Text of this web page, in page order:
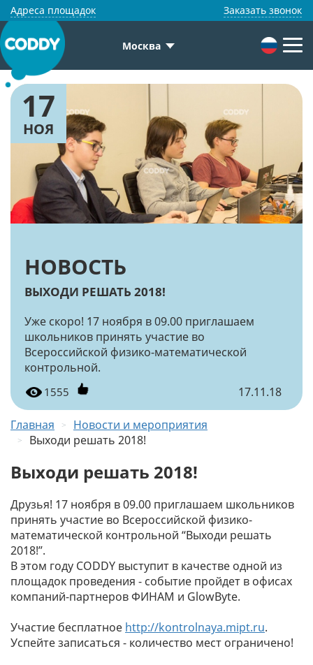
Адреса площадок Заказать звонок
Москва
17
НОЯ
1555 17.11.18
НОВОСТЬ
ВЫХОДИ РЕШАТЬ 2018!
Уже скоро! 17 ноября в 09.00 приглашаем
школьников принять участие во
Всероссийской физико-математической
контрольной.
Главная
Новости и мероприятия
Выходи решать 2018!
Выходи решать 2018!
Друзья! 17 ноября в 09.00 приглашаем школьников
принять участие во Всероссийской физико-
математической контрольной “Выходи решать
2018!”.
В этом году CODDY выступит в качестве одной из
площадок проведения - событие пройдет в офисах
компаний-партнеров ФИНАМ и GlowByte.
Участие бесплатное http://kontrolnaya.mipt.ru.
Успейте записаться - количество мест ограничено!